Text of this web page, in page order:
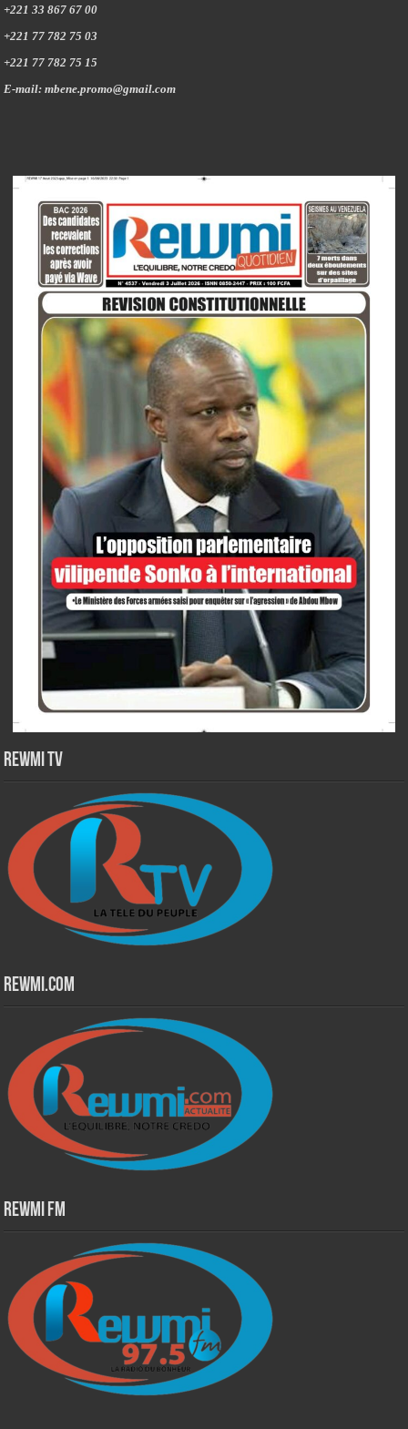
+221 33 867 67 00
+221 77 782 75 03
+221 77 782 75 15
E-mail: mbene.promo@gmail.com
Rewmi TV
Rewmi.Com
Rewmi Fm